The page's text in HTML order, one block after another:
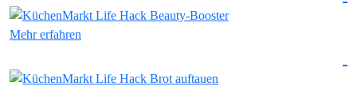
Mehr erfahren